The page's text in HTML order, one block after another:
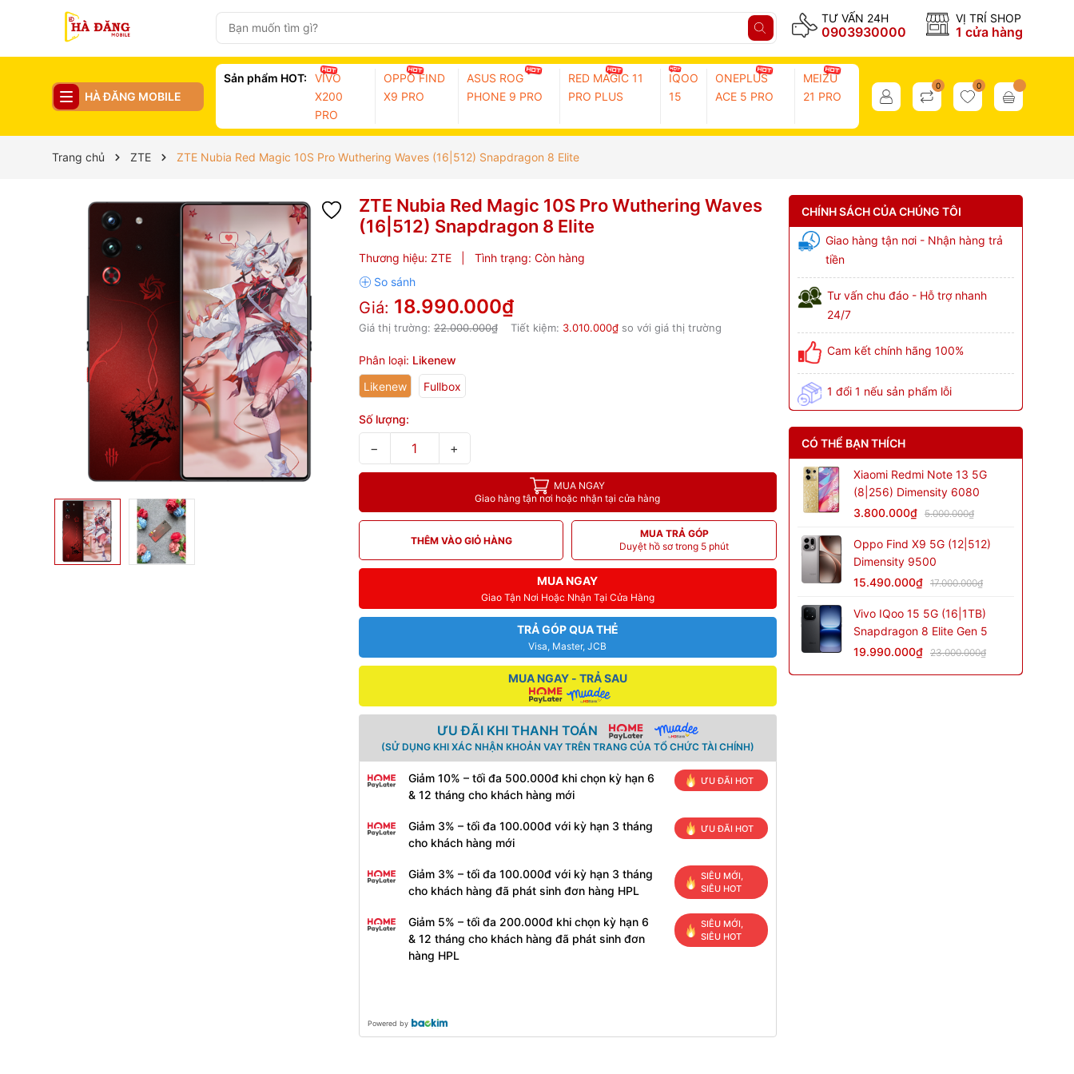
TƯ VẤN 24H
0903930000
VỊ TRÍ SHOP
1 cửa hàng
HÀ ĐĂNG MOBILE
Sản phẩm HOT:
VIVO
X200
PRO
OPPO FIND
X9 PRO
ASUS ROG
PHONE 9 PRO
RED MAGIC 11
PRO PLUS
IQOO
15
ONEPLUS
ACE 5 PRO
MEIZU
21 PRO
0 0
Trang chủ ZTE ZTE Nubia Red Magic 10S Pro Wuthering Waves (16|512) Snapdragon 8 Elite
ZTE Nubia Red Magic 10S Pro Wuthering Waves
(16|512) Snapdragon 8 Elite
Thương hiệu: ZTE Tình trạng: Còn hàng
Giá: 18.990.000₫
Giá thị trường: 22.000.000₫ Tiết kiệm: 3.010.000₫so với giá thị trường
Phân loại: Likenew
Likenew
Fullbox
Số lượng:
− +
MUA NGAY
Giao hàng tận nơi hoặc nhận tại cửa hàng
THÊM VÀO GIỎ HÀNG
MUA TRẢ GÓP
Duyệt hồ sơ trong 5 phút
MUA NGAY
Giao Tận Nơi Hoặc Nhận Tại Cửa Hàng
TRẢ GÓP QUA THẺ
Visa, Master, JCB
MUA NGAY - TRẢ SAU
ƯU ĐÃI KHI THANH TOÁN
(SỬ DỤNG KHI XÁC NHẬN KHOẢN VAY TRÊN TRANG CỦA TỔ CHỨC TÀI CHÍNH)
Giảm 10% – tối đa 500.000đ khi chọn kỳ hạn 6
& 12 tháng cho khách hàng mới
ƯU ĐÃI HOT
Giảm 3% – tối đa 100.000đ với kỳ hạn 3 tháng
cho khách hàng mới
ƯU ĐÃI HOT
Giảm 3% – tối đa 100.000đ với kỳ hạn 3 tháng
cho khách hàng đã phát sinh đơn hàng HPL
SIÊU MỚI,
SIÊU HOT
Giảm 5% – tối đa 200.000đ khi chọn kỳ hạn 6
& 12 tháng cho khách hàng đã phát sinh đơn
hàng HPL
SIÊU MỚI,
SIÊU HOT
Powered by
CHÍNH SÁCH CỦA CHÚNG TÔI
Giao hàng tận nơi - Nhận hàng trả
tiền
Tư vấn chu đáo - Hỗ trợ nhanh
24/7
Cam kết chính hãng 100%
1 đổi 1 nếu sản phẩm lỗi
CÓ THỂ BẠN THÍCH
Xiaomi Redmi Note 13 5G
(8|256) Dimensity 6080
3.800.000₫ 5.000.000₫
Oppo Find X9 5G (12|512)
Dimensity 9500
15.490.000₫ 17.000.000₫
Vivo IQoo 15 5G (16|1TB)
Snapdragon 8 Elite Gen 5
19.990.000₫ 23.000.000₫